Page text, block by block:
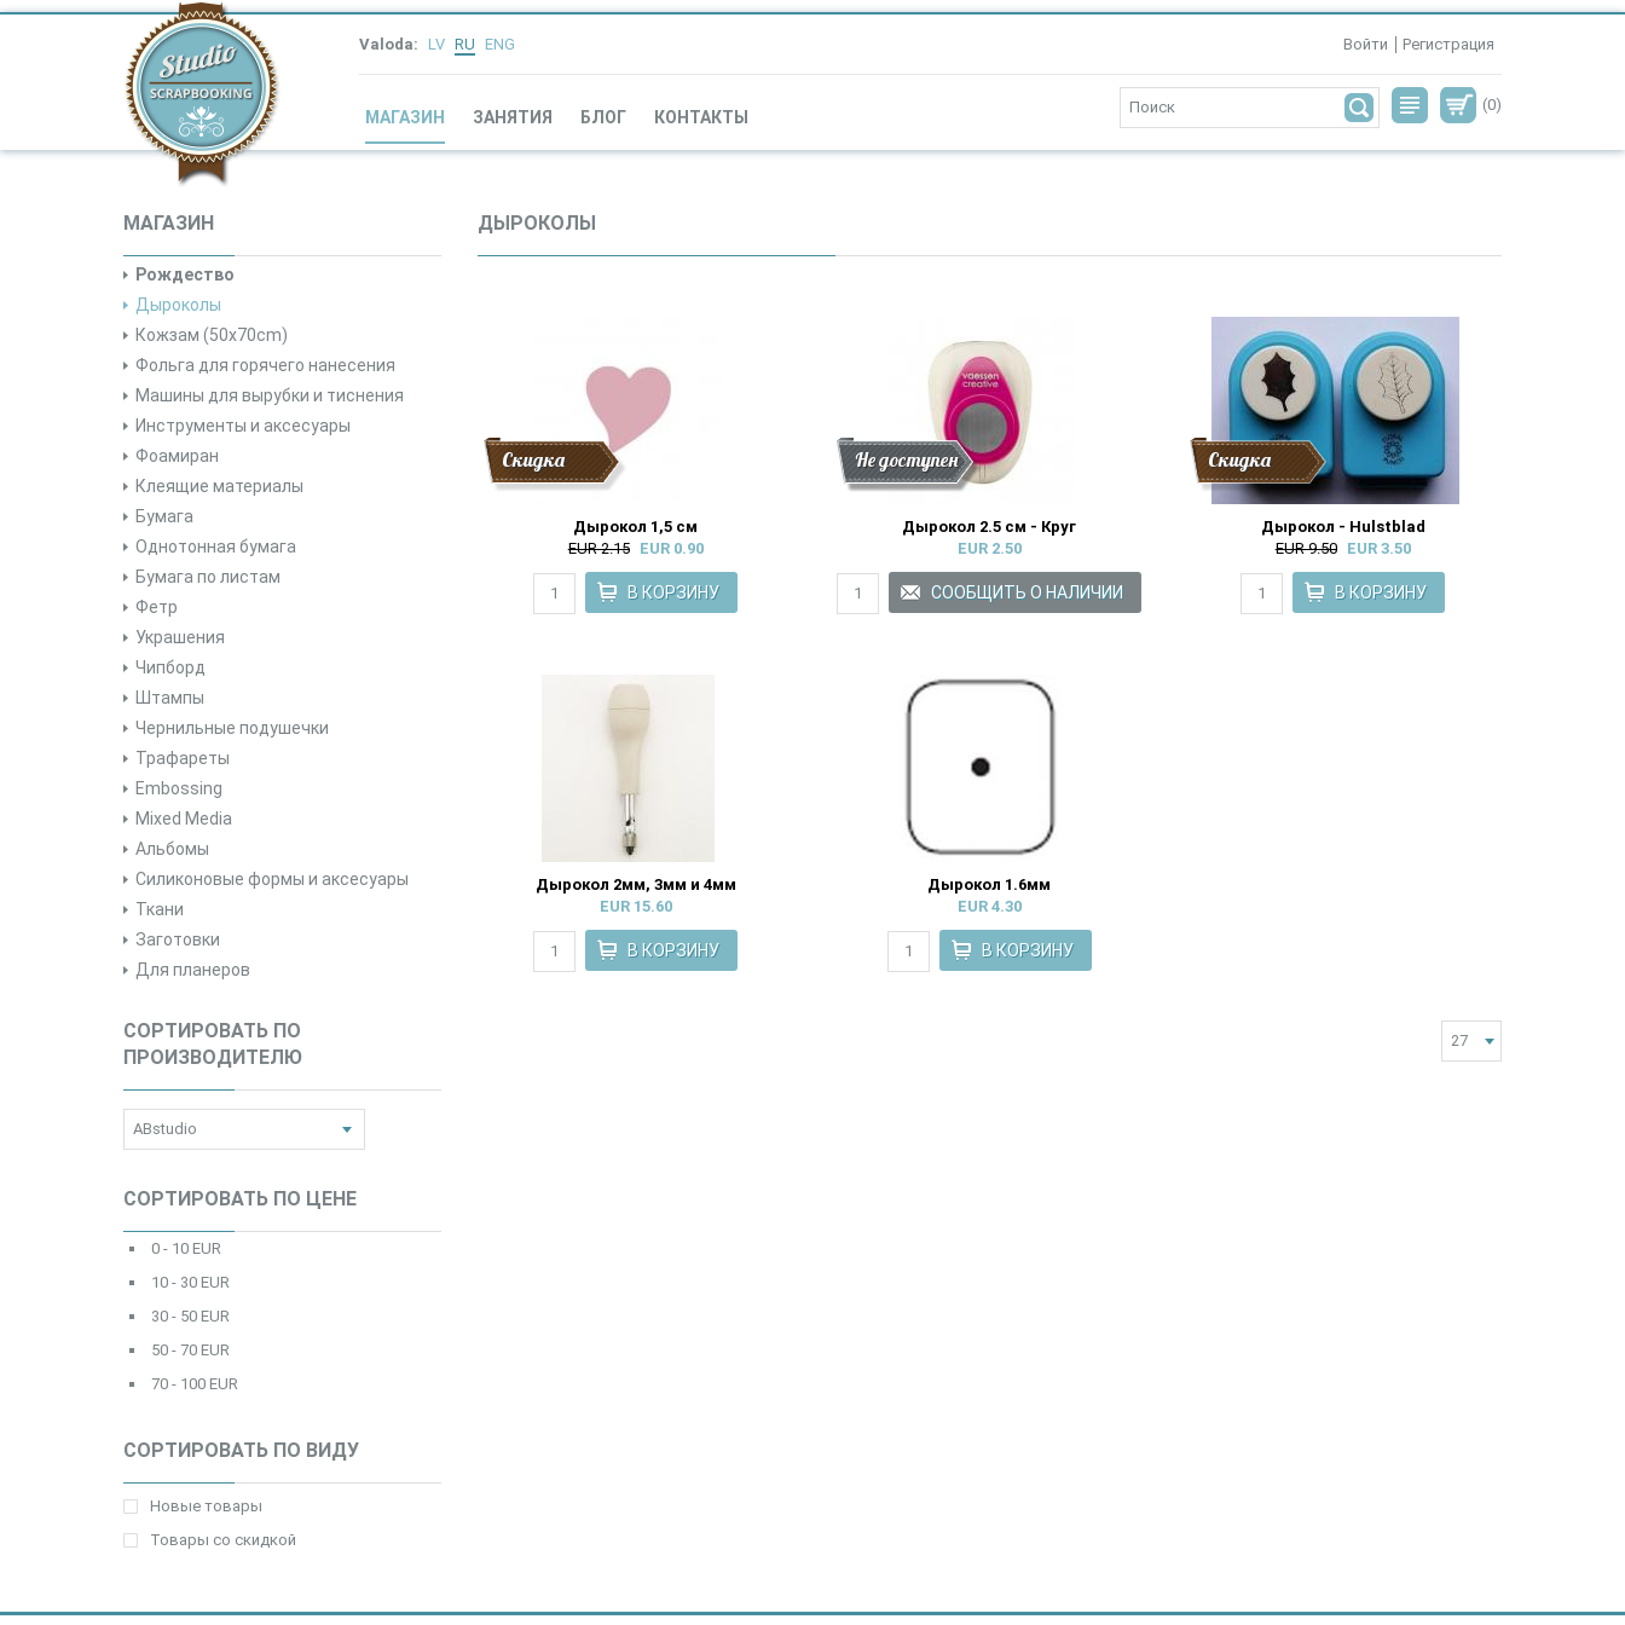
Valoda: LV RU ENG Войти Регистрация
МАГАЗИН ЗАНЯТИЯ БЛОГ КОНТАКТЫ
(0)
МАГАЗИН
Рождество
Дыроколы
Кожзам (50x70cm)
Фольга для горячего нанесения
Машины для вырубки и тиснения
Инструменты и аксесуары
Фоамиран
Клеящие материалы
Бумага
Однотонная бумага
Бумага по листам
Фетр
Украшения
Чипборд
Штампы
Чернильные подушечки
Трафареты
Embossing
Mixed Media
Альбомы
Силиконовые формы и аксесуары
Ткани
Заготовки
Для планеров
СОРТИРОВАТЬ ПО
ПРОИЗВОДИТЕЛЮ
СОРТИРОВАТЬ ПО ЦЕНЕ
0 - 10 EUR
10 - 30 EUR
30 - 50 EUR
50 - 70 EUR
70 - 100 EUR
СОРТИРОВАТЬ ПО ВИДУ
Новые товары
Товары со скидкой
ДЫРОКОЛЫ
Скидка
Дырокол 1,5 см
EUR 2.15
EUR 0.90
Скидка
Новинки
Не доступен
Дырокол 2.5 см - Круг
EUR 2.50
Скидка
Дырокол - Hulstblad
EUR 9.50
EUR 3.50
Дырокол 2мм, 3мм и 4мм
EUR 15.60
Дырокол 1.6мм
EUR 4.30